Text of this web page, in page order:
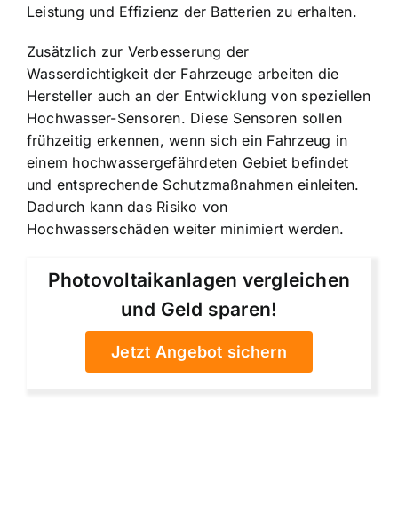
Leistung und Effizienz der Batterien zu erhalten.
Zusätzlich zur Verbesserung der
Wasserdichtigkeit der Fahrzeuge arbeiten die
Hersteller auch an der Entwicklung von speziellen
Hochwasser-Sensoren. Diese Sensoren sollen
frühzeitig erkennen, wenn sich ein Fahrzeug in
einem hochwassergefährdeten Gebiet befindet
und entsprechende Schutzmaßnahmen einleiten.
Dadurch kann das Risiko von
Hochwasserschäden weiter minimiert werden.
Photovoltaikanlagen vergleichen
und Geld sparen!
Jetzt Angebot sichern